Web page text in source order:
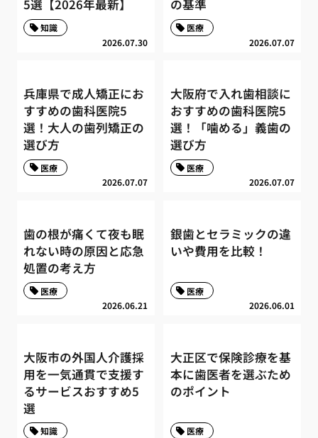
5選【2026年最新】
2026.07.30
知識
の基準
2026.07.07
医療
兵庫県で成人矯正にお
すすめの歯科医院5
選！大人の歯列矯正の
選び方
2026.07.07
医療
大阪府で入れ歯相談に
おすすめの歯科医院5
選！「噛める」義歯の
選び方
2026.07.07
医療
歯の根が痛くて夜も眠
れない時の原因と応急
処置の考え方
2026.06.21
医療
銀歯とセラミックの違
いや費用を比較！
2026.06.01
医療
大阪市の外国人介護採
用を一気通貫で支援す
るサービスおすすめ5
選
知識
大正区で保険診療を基
本に歯医者を選ぶため
のポイント
医療